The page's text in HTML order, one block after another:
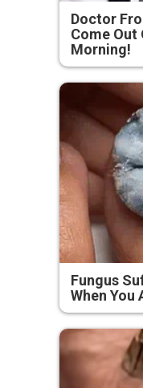
Doctor
Come Out
Morning!
Fungus
When You